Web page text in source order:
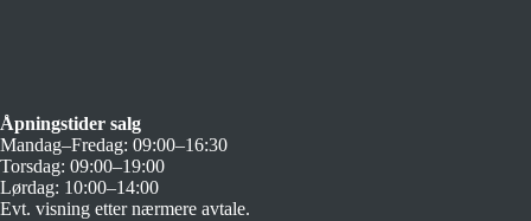
Åpningstider salg
Mandag–Fredag: 09:00–16:30
Torsdag: 09:00–19:00
Lørdag: 10:00–14:00
Evt. visning etter nærmere avtale.